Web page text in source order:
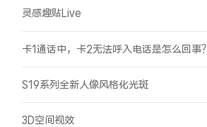
灵感趣贴Live
卡1通话中，卡2无法呼入电话是怎么回事？
S19系列全新人像风格化光斑
3D空间视效